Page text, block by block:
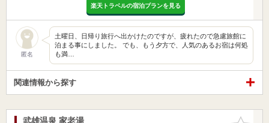
楽天トラベルの宿泊プランを見る
匿名
土曜日、日帰り旅行へ出かけたのですが、疲れたので急慮旅館に
泊まる事にしました。 でも、もう夕方で、人気のあるお宿は何処
も満…
関連情報から探す
お気に入
武雄温泉 家老湯